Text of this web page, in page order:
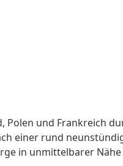
und Frankreich
einer rund
in unmittelbarer